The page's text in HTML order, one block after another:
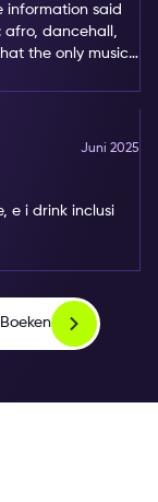
information said
afro, dancehall,
the only music
Juni 2025
e i drink inclusi